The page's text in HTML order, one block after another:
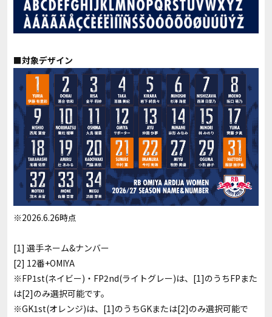
■対象デザイン
※2026.6.26時点
[1] 選手ネーム&ナンバー
[2] 12番+OMIYA
※FP1st(ネイビー)・FP2nd(ライトグレー)は、[1]のうちFPまた
は[2]のみ選択可能です。
※GK1st(オレンジ)は、[1]のうちGKまたは[2]のみ選択可能で